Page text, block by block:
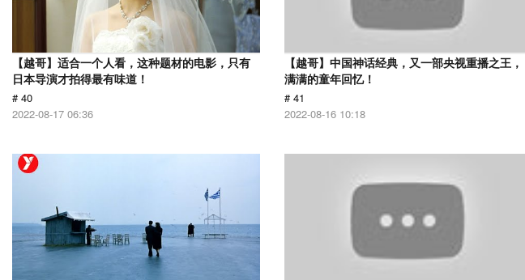
【越哥】适合一个人看，这种题材的电影，只有
日本导演才拍得最有味道！
# 40
2022-08-17 06:36
【越哥】中国神话经典，又一部央视重播之王，
满满的童年回忆！
# 41
2022-08-16 10:18